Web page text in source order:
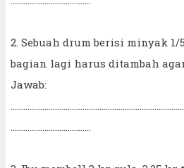
2. Sebuah drum berisi minyak 1/
bagian lagi harus ditambah
Jawab: